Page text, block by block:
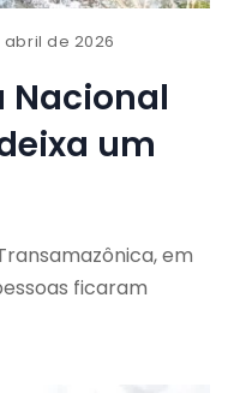
abril de 2026
Nacional
um
em
ficaram